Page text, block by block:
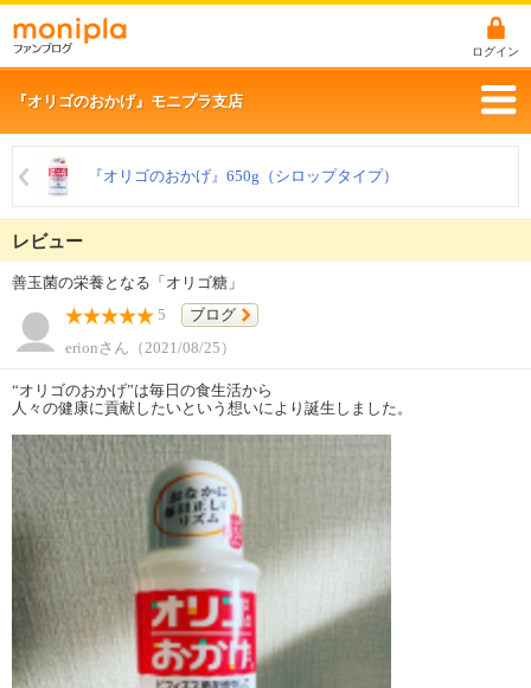
ログイン
『オリゴのおかげ』モニプラ支店
『オリゴのおかげ』650g（シロップタイプ）
レビュー
善玉菌の栄養となる「オリゴ糖」
5
ブログ
erionさん（2021/08/25）
“オリゴのおかげ”は毎日の食生活から
人々の健康に貢献したいという想いにより誕生しました。